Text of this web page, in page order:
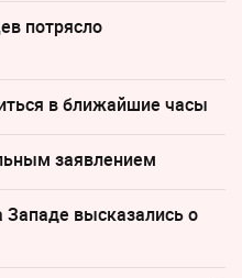
потрясло
в ближайшие часы
заявлением
Западе высказались о